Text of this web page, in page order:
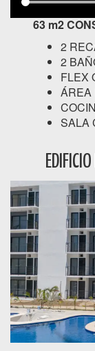
63 m2
2
2
FLEX
ÁREA
SALA